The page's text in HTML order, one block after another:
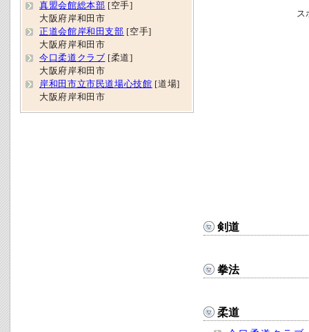
ス
剣道
拳法
柔道
真盟会館総本部 [空手]
大阪府岸和田市
正道会館岸和田支部 [空手]
大阪府岸和田市
今口柔道クラブ [柔道]
大阪府岸和田市
岸和田市立市民道場心技館 [道場]
大阪府岸和田市